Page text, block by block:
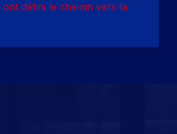
ont défini le chemin vers la